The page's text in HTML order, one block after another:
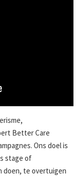
Better Care
Ons doel is
stage of
doen, te overtuigen